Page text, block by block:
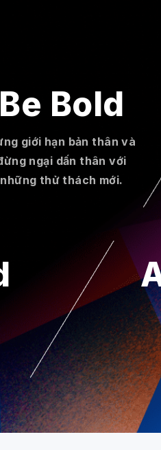
Be Bold
giới hạn bản thân và
ngại dấn thân với
những thử thách mới.